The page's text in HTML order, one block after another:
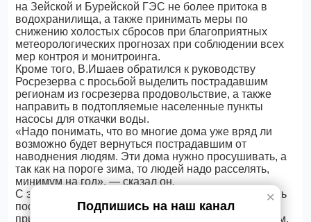
на Зейской и Бурейской ГЭС не более притока в
водохранилища, а также принимать меры по
снижению холостых сбросов при благоприятных
метеорологических прогнозах при соблюдении всех
мер контроя и монитроинга.
Кроме того, В.Ишаев обратился к руководству
Росрезерва с просьбой выделить пострадавшим
регионам из госрезерва продовольствие, а также
направить в подтопляемые населенные пункты
насосы для откачки воды.
«Надо понимать, что во многие дома уже вряд ли
возможно будет вернуться пострадавшим от
наводнения людям. Эти дома нужно просушивать, а
так как на пороге зима, то людей надо расселять,
минимум на год», — сказал он.
С этой целью полпредом даны поручения расселить
пострадавших от наводнения людей, чьи дома
пришли в негодность, по санаториям и общежитиям.
✕
Подпишись на наш канал